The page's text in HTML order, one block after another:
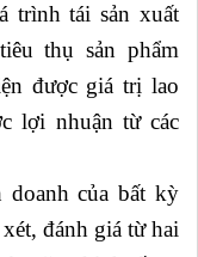
trình tái sản xuất
thụ sản phẩm
được giá trị lao
lợi nhuận từ các
doanh của bất kỳ
đánh giá từ hai